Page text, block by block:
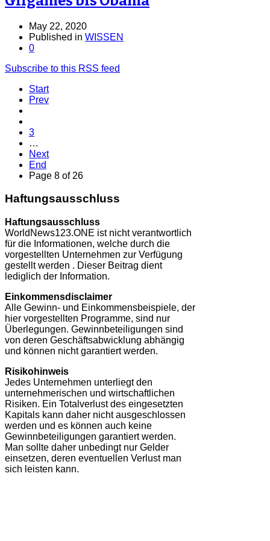
May 22, 2020
Published in WISSEN
0
Subscribe to this RSS feed
Start
Prev
3
…
Next
End
Page 8 of 26
Haftungsausschluss
Haftungsausschluss
WorldNews123.ONE ist nicht verantwortlich
für die Informationen, welche durch die
vorgestellten Unternehmen zur Verfügung
gestellt werden . Dieser Beitrag dient
lediglich der Information.
Einkommensdisclaimer
Alle Gewinn- und Einkommensbeispiele, der
hier vorgestellten Programme, sind nur
Überlegungen. Gewinnbeteiligungen sind
von deren Geschäftsabwicklung abhängig
und können nicht garantiert werden.
Risikohinweis
Jedes Unternehmen unterliegt den
unternehmerischen und wirtschaftlichen
Risiken. Ein Totalverlust des eingesetzten
Kapitals kann daher nicht ausgeschlossen
werden und es können auch keine
Gewinnbeteiligungen garantiert werden.
Man sollte daher unbedingt nur Gelder
einsetzen, deren eventuellen Verlust man
sich leisten kann.